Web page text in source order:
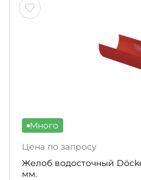
Много
Цена по запросу
Желоб водосточный
мм.